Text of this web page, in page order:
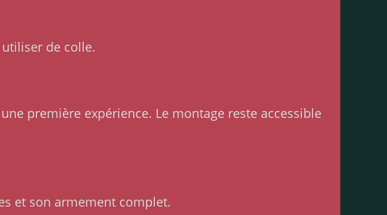
utiliser de colle.
première expérience. Le montage reste accessible
et son armement complet.